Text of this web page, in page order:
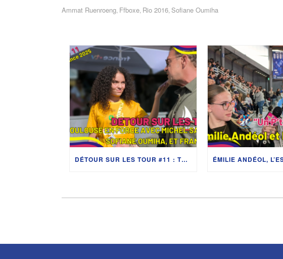
Ammat Ruenroeng Ffboxe Rio 2016 Sofiane Oumiha
DÉTOUR SUR LES TOUR #11 : TOULOUSE EN FORCE AVEC SOFIANE OUMIHA, MICHEL SARRAN ET FRANCE TV